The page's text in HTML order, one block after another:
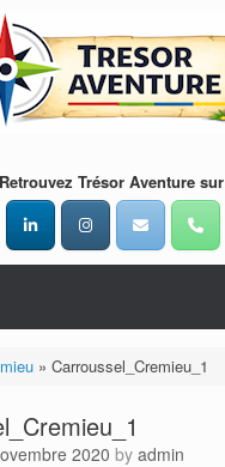
Retrouvez Trésor Aventure
» Carroussel_Cremieu_1
2020 by admin